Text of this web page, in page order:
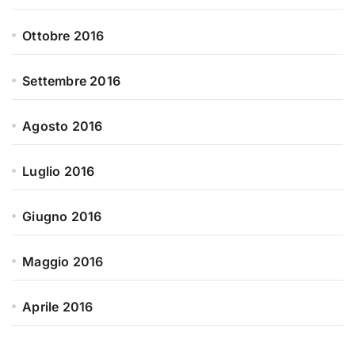
Ottobre 2016
Settembre 2016
Agosto 2016
Luglio 2016
Giugno 2016
Maggio 2016
Aprile 2016